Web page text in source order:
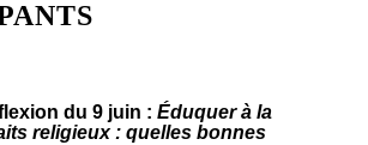
du 9 juin : Éduquerà la
religieux : quelles bonnes